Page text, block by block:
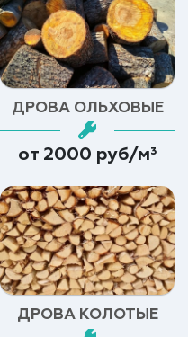
ДРОВА ОЛЬХОВЫЕ
от 2000 руб/м³
ДРОВА КОЛОТЫЕ